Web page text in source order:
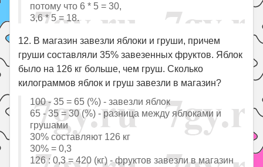
потому что 6 * 5 = 30,
3,6 * 5 = 18.
12. В магазин завезли яблоки и груши, причем
груши составляли 35% завезенных фруктов. Яблок
было на 126 кг больше, чем груш. Сколько
килограммов яблок и груш завезли в магазин?
100 - 35 = 65 (%) - завезли яблок
65 - 35 = 30 (%) - разница между яблоками и
грушами
30% составляют 126 кг
30% = 0,3
126 : 0,3 = 420 (кг) - фруктов завезли в магазин